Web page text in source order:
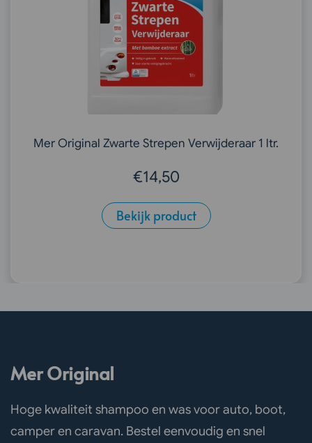
Mer Original Zwarte Strepen Verwijderaar 1 ltr.
€14,50
Bekijk product
Mer Original
Hoge kwaliteit shampoo en was voor auto, boot,
camper en caravan. Bestel eenvoudig en snel